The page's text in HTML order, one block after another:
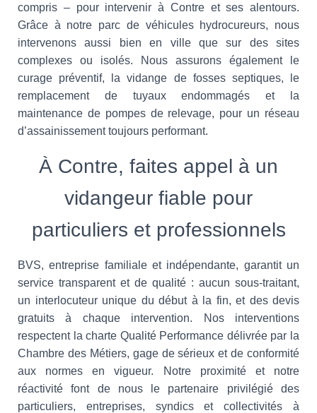
compris – pour intervenir à Contre et ses alentours.
Grâce à notre parc de véhicules hydrocureurs, nous
intervenons aussi bien en ville que sur des sites
complexes ou isolés. Nous assurons également le
curage préventif, la vidange de fosses septiques, le
remplacement de tuyaux endommagés et la
maintenance de pompes de relevage, pour un réseau
d’assainissement toujours performant.
À Contre, faites appel à un
vidangeur fiable pour
particuliers et professionnels
BVS, entreprise familiale et indépendante, garantit un
service transparent et de qualité : aucun sous-traitant,
un interlocuteur unique du début à la fin, et des devis
gratuits à chaque intervention. Nos interventions
respectent la charte Qualité Performance délivrée par la
Chambre des Métiers, gage de sérieux et de conformité
aux normes en vigueur. Notre proximité et notre
réactivité font de nous le partenaire privilégié des
particuliers, entreprises, syndics et collectivités à